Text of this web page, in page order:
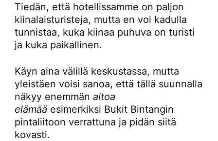
Tiedän, että hotellissamme on paljon
kiinalaisturisteja, mutta en voi kadulla
tunnistaa, kuka kiinaa puhuva on turisti
ja kuka paikallinen.
Käyn aina välillä keskustassa, mutta
yleistäen voisi sanoa, että tällä suunnalla
näkyy enemmän aitoa
elämää esimerkiksi Bukit Bintangin
pintaliitoon verrattuna ja pidän siitä
kovasti.